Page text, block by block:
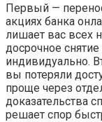
Первый —
акциях банка
лишает вас всех
досрочное
индивидуально.
вы потеряли
проще через
доказательства
решает спор